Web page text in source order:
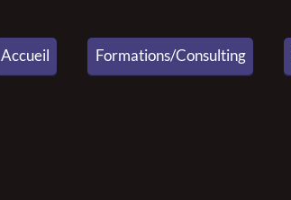
Accueil Formations/Consulting